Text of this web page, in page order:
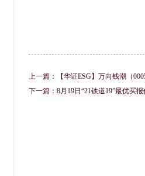
上一篇：
【华证ESG】万向钱潮（
下一篇： 8月19日“21铁道19”最优买